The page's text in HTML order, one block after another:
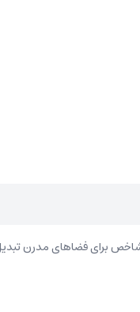
برای فضاهای مدرن